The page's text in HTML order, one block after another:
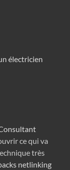
électricien
ce qui va
très
netlinking